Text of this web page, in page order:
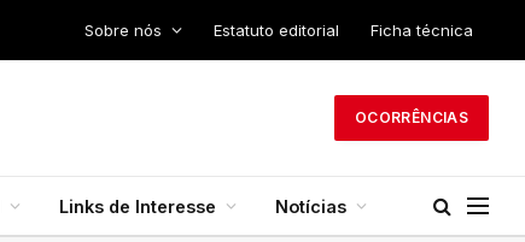
Sobre nós Estatuto editorial Ficha técnica
OCORRÊNCIAS
Links de Interesse Notícias